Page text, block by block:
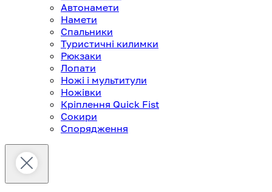
Автонамети
Намети
Спальники
Туристичні килимки
Рюкзаки
Лопати
Ножі і мультитули
Ножівки
Кріплення Quick Fist
Сокири
Спорядження